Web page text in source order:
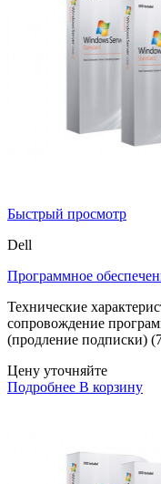
Быстрый просмотр
Dell
Программное
Технические
сопровождение
(продление подписки)
Цену уточняйте
Подробнее В корзину